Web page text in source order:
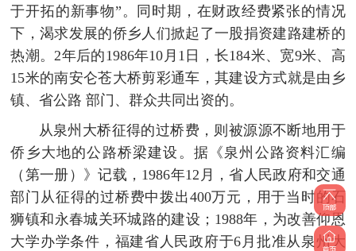
于开拓的新事物”。同时期，在财政经费紧张的情况
下，渴求发展的侨乡人们掀起了一股捐资建路建桥的
热潮。2年后的1986年10月1日，长184米、宽9米、高
15米的南安仑苍大桥剪彩通车，其建设方式就是由乡
镇、省公路 部门、群众共同出资的。
从泉州大桥征得的过桥费，则被源源不断地用于
侨乡大地的公路桥梁建设。据《泉州公路资料汇编
（第一册）》记载，1986年12月，省人民政府和交通
部门从征得的过桥费中拨出400万元，用于当时的石
狮镇和永春城关环城路的建设；1988年，为改善仰恩
大学办学条件，福建省人民政府于6月批准从泉州大